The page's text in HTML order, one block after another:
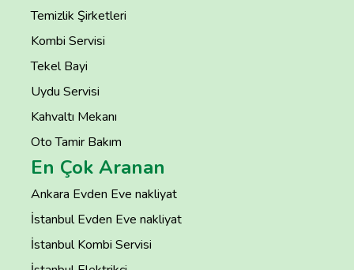
Temizlik Şirketleri
Kombi Servisi
Tekel Bayi
Uydu Servisi
Kahvaltı Mekanı
Oto Tamir Bakım
En Çok Aranan
Ankara Evden Eve nakliyat
İstanbul Evden Eve nakliyat
İstanbul Kombi Servisi